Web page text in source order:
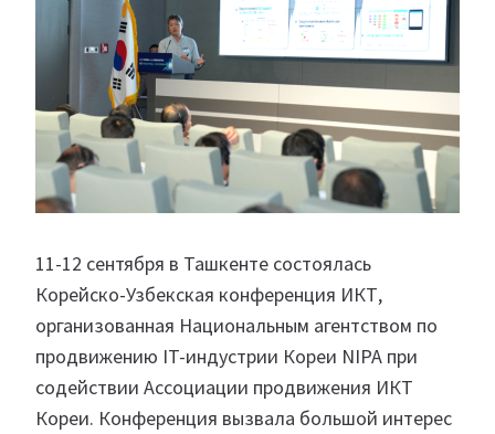
11-12 сентября в Ташкенте состоялась
Корейско-Узбекская конференция ИКТ,
организованная Национальным агентством по
продвижению IT-индустрии Кореи NIPA при
содействии Ассоциации продвижения ИКТ
Кореи. Конференция вызвала большой интерес